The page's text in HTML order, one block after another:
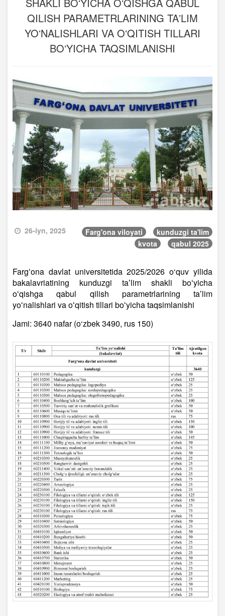
QILISH PARAMETRLARINING TAʼLIM
YOʻNALISHLARI VA OʻQITISH TILLARI
BOʻYICHA TAQSIMLANISHI
26-iyn, 2025 Farg'ona viloyati
kunduzgi ta'lim
kvota
qabul 2025
Fargʻona davlat universitetida 2025/2026 o‘quv yilida
bakalavriatining kunduzgi taʼlim shakli boʻyicha
oʻqishga qabul qilish parametrlarining taʼlim
yoʻnalishlari va oʻqitish tillari boʻyicha taqsimlanishi
Jami: 3640 nafar (o‘zbek 3490, rus 150)